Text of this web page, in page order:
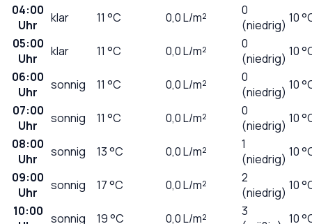
04:00
Uhr
klar 11 °C 0,0L/m²
0
(niedrig) 10
05:00
Uhr
klar 11 °C 0,0L/m²
0
(niedrig) 10
06:00
Uhr
sonnig 11 °C 0,0L/m²
0
(niedrig) 10
07:00
Uhr
sonnig 11 °C 0,0L/m²
0
(niedrig) 10
08:00
Uhr
sonnig 13°C 0,0L/m²
1
(niedrig) 10
09:00
Uhr
sonnig 17°C 0,0L/m²
2
(niedrig) 10
10:00 sonnig 19°C 0,0L/m²
3
10